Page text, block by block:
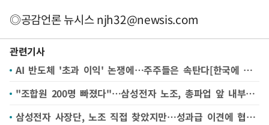
◎공감언론 뉴시스njh32@newsis.com
관련기사
AI 반도체 '초과 이익' 논쟁에…주주들은 속탄다[한국에 무슨 일이④]
"조합원 200명 빠졌다"…삼성전자 노조, 총파업 앞 내부 균열 조짐
삼성전자 사장단, 노조 직접 찾았지만…성과급 이견에 협상 교착